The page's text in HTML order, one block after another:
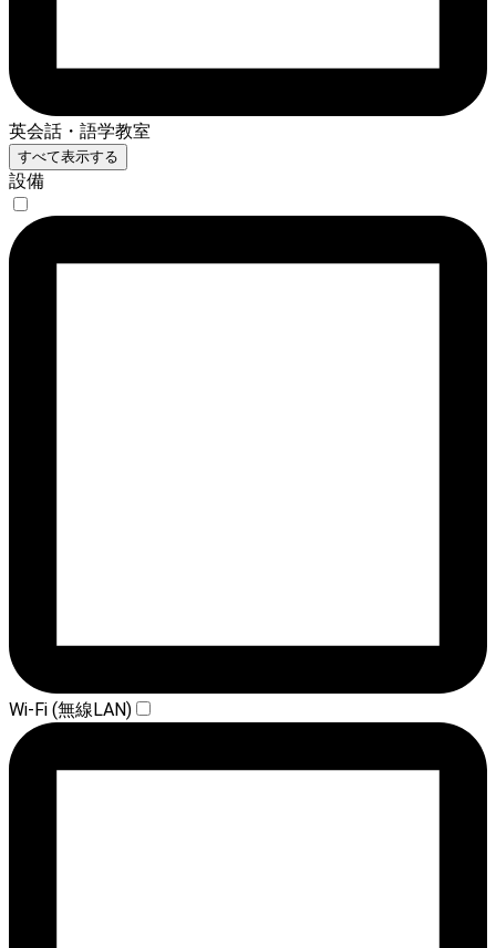
英会話・語学教室
すべて表示する
設備
Wi-Fi (無線LAN)